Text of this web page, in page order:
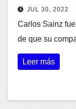
JUL 30, 2022
Carlos Sainz
de que su
Leer más